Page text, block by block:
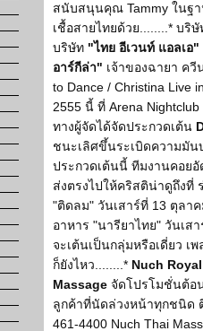
สนับสนุนคุณ Tammy ในฐา
เชื้อสายไทยด้วย........* บริ
บริษัท "ไทย อีเวนท์ แอลเอ"
อาร์กีล่า" เจ้าของฉายา ค
to Dance / Christina Live
2555 นี้ ที่ Arena
ทางผู้จัดได้จัดประกวดเต้น
ชนะเลิศขึ้นระเบิดความมัน
ประกวดเต้นนี้ ทีมงานคอย
ส่งตรงไปให้คริสติน่าดูถึงที่
"ติดลม" วันเสาร์ที่ 13 ตุลา
อาหาร "นารียาไทย" วันเส
จะเต้นเป็นกลุ่มหรือเดี่ยว เ
ก็ยังไหว........* Nuch
Massage จัดโปรโมชั่นต้อ
ลูกค้าที่นัดล่วงหน้าทุกชนิด
461-4400 Nuch Thai